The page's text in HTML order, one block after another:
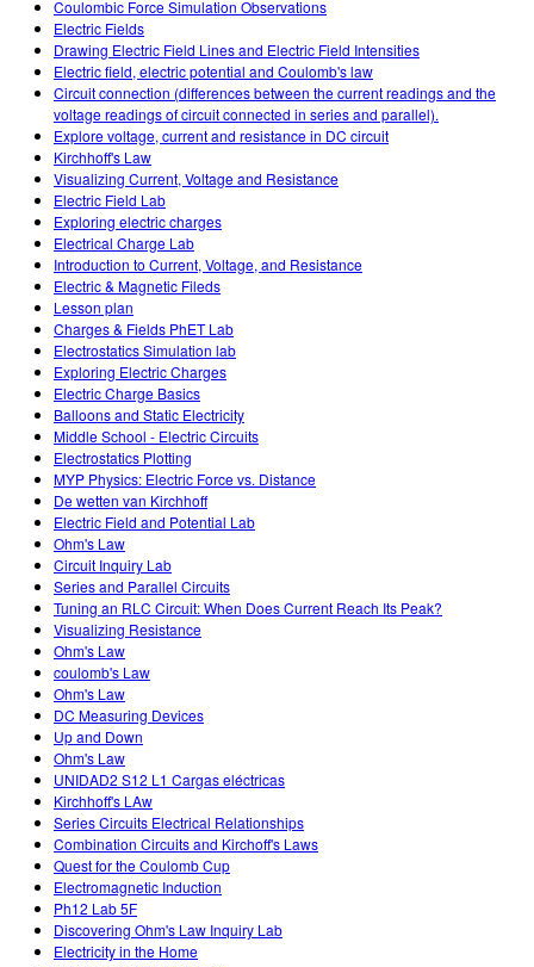
Coulombic Force Simulation Observations
Electric Fields
Drawing Electric Field Lines and Electric Field Intensities
Electric field, electric potential and Coulomb's law
Circuit connection (differences between the current readings and the
voltage readings of circuit connected in series and parallel).
Explore voltage, current and resistance in DC circuit
Kirchhoff's Law
Visualizing Current, Voltage and Resistance
Electric Field Lab
Exploring electric charges
Electrical Charge Lab
Introduction to Current, Voltage, and Resistance
Electric & Magnetic Fileds
Lesson plan
Charges & Fields PhET Lab
Electrostatics Simulation lab
Exploring Electric Charges
Electric Charge Basics
Balloons and Static Electricity
Middle School - Electric Circuits
Electrostatics Plotting
MYP Physics: Electric Force vs. Distance
De wetten van Kirchhoff
Electric Field and Potential Lab
Ohm's Law
Circuit Inquiry Lab
Series and Parallel Circuits
Tuning an RLC Circuit: When Does Current Reach Its Peak?
Visualizing Resistance
Ohm's Law
coulomb's Law
Ohm's Law
DC Measuring Devices
Up and Down
Ohm's Law
UNIDAD2 S12 L1 Cargas eléctricas
Kirchhoff's LAw
Series Circuits Electrical Relationships
Combination Circuits and Kirchoff's Laws
Quest for the Coulomb Cup
Electromagnetic Induction
Ph12 Lab 5F
Discovering Ohm's Law Inquiry Lab
Electricity in the Home